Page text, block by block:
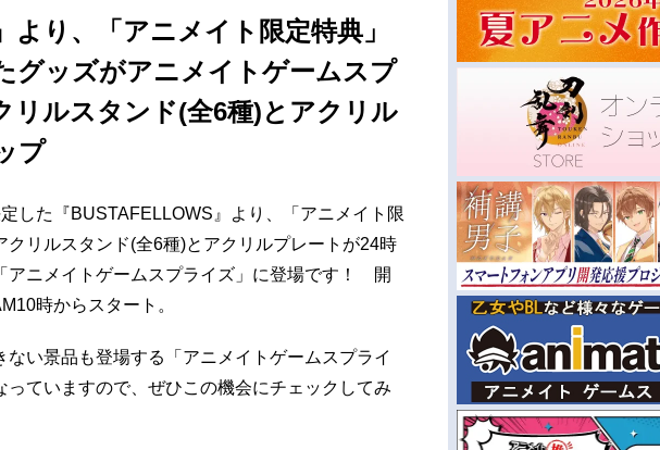
り、「アニメイト限定特典」
グッズがアニメイトゲームスプ
ルスタンド(全6種)とアクリル
プ
した『BUSTAFELLOWS』より、「アニメイト限
リルスタンド(全6種)とアクリルプレートが24時
アニメイトゲームスプライズ」に登場です！ 開
時からスタート。
い景品も登場する「アニメイトゲームスプライ
ていますので、ぜひこの機会にチェックしてみ